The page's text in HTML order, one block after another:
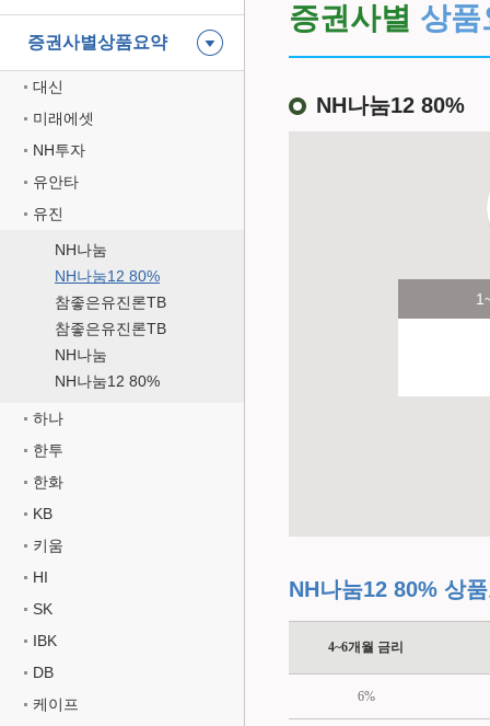
증권사별상품요약
대신
미래에셋
NH투자
유안타
유진
NH나눔
NH나눔12 80%
참좋은유진론TB
참좋은유진론TB
NH나눔
NH나눔12 80%
하나
한투
한화
KB
키움
HI
SK
IBK
DB
케이프
증권사별 상품
NH나눔12 80%
NH나눔12 80% 상
4~6개월 금리
6%